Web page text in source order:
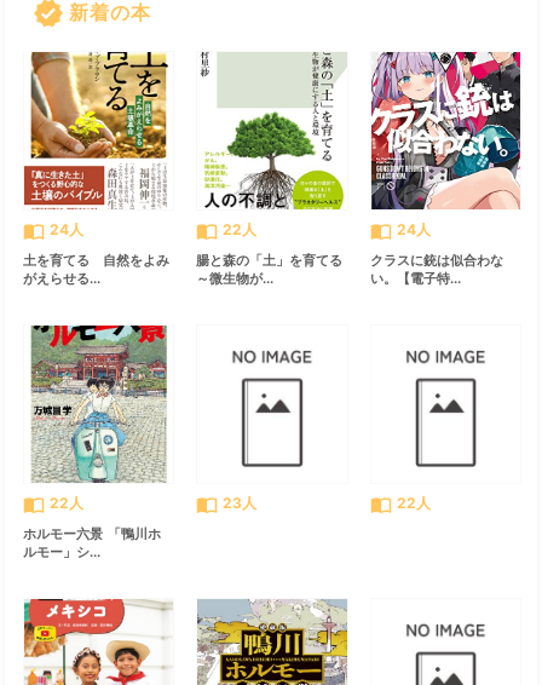
verified 新着の本
import_contacts 24人
土を育てる 自然をよみ
がえらせる...
import_contacts 22人
腸と森の「土」を育てる
～微生物が...
import_contacts 24人
クラスに銃は似合わな
い。【電子特...
import_contacts 22人
ホルモー六景 「鴨川ホ
ルモー」シ...
import_contacts 23人 import_contacts 22人